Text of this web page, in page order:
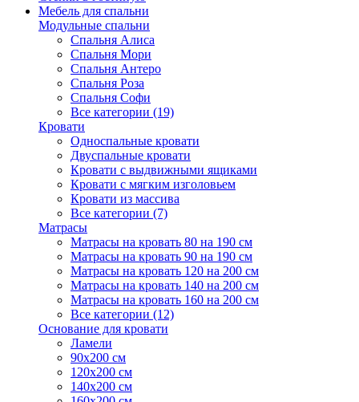
Мебель для спальни
Модульные спальни
Спальня Алиса
Спальня Мори
Спальня Антеро
Спальня Роза
Спальня Софи
Все категории (19)
Кровати
Односпальные кровати
Двуспальные кровати
Кровати с выдвижными ящиками
Кровати с мягким изголовьем
Кровати из массива
Все категории (7)
Матрасы
Матрасы на кровать 80 на 190 см
Матрасы на кровать 90 на 190 см
Матрасы на кровать 120 на 200 см
Матрасы на кровать 140 на 200 см
Матрасы на кровать 160 на 200 см
Все категории (12)
Основание для кровати
Ламели
90х200 см
120х200 см
140х200 см